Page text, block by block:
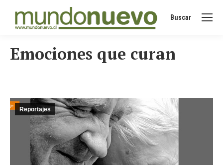
Buscar:
Buscar
Emociones que curan
Reportajes